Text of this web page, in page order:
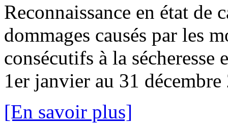
Reconnaissance en état de
dommages causés par les
consécutifs à la
1er janvier au 31
[En savoir plus]